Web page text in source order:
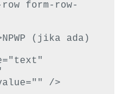
(jika ada)
/>